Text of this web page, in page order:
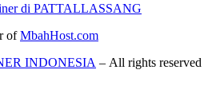
di PATTALLASSANG
ofMbahHost.com
INDONESIA – All rights reserved